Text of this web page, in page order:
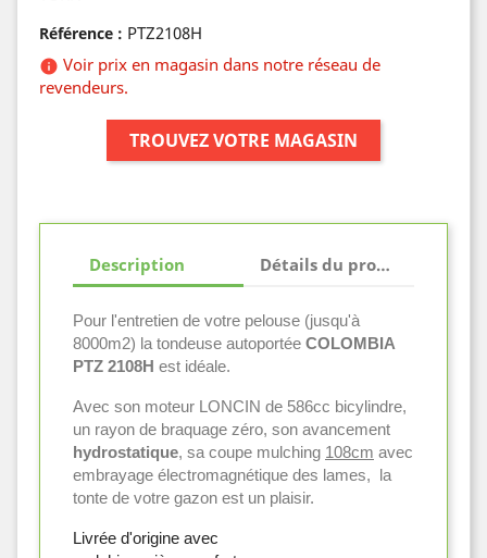
Référence : PTZ2108H
 Voir prix en magasin dans notre réseau de
revendeurs.
TROUVEZ VOTRE MAGASIN
Description Détails du produit
Pour l'entretien de votre pelouse (jusqu'à
8000m2) la tondeuse autoportée COLOMBIA
PTZ 2108H est idéale.
Avec son moteur LONCIN de 586cc bicylindre,
un rayon de braquage zéro, son avancement
hydrostatique, sa coupe mulching 108cm avec
embrayage électromagnétique des lames, la
tonte de votre gazon est un plaisir.
Livrée d'origine avec